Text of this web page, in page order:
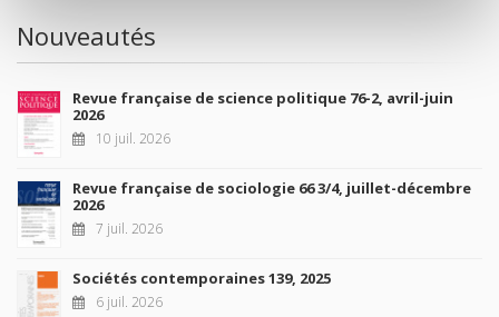
Nouveautés
Revue française de science politique 76-2, avril-juin
2026
10 juil. 2026
Revue française de sociologie 66 3/4, juillet-décembre
2026
7 juil. 2026
Sociétés contemporaines 139, 2025
6 juil. 2026